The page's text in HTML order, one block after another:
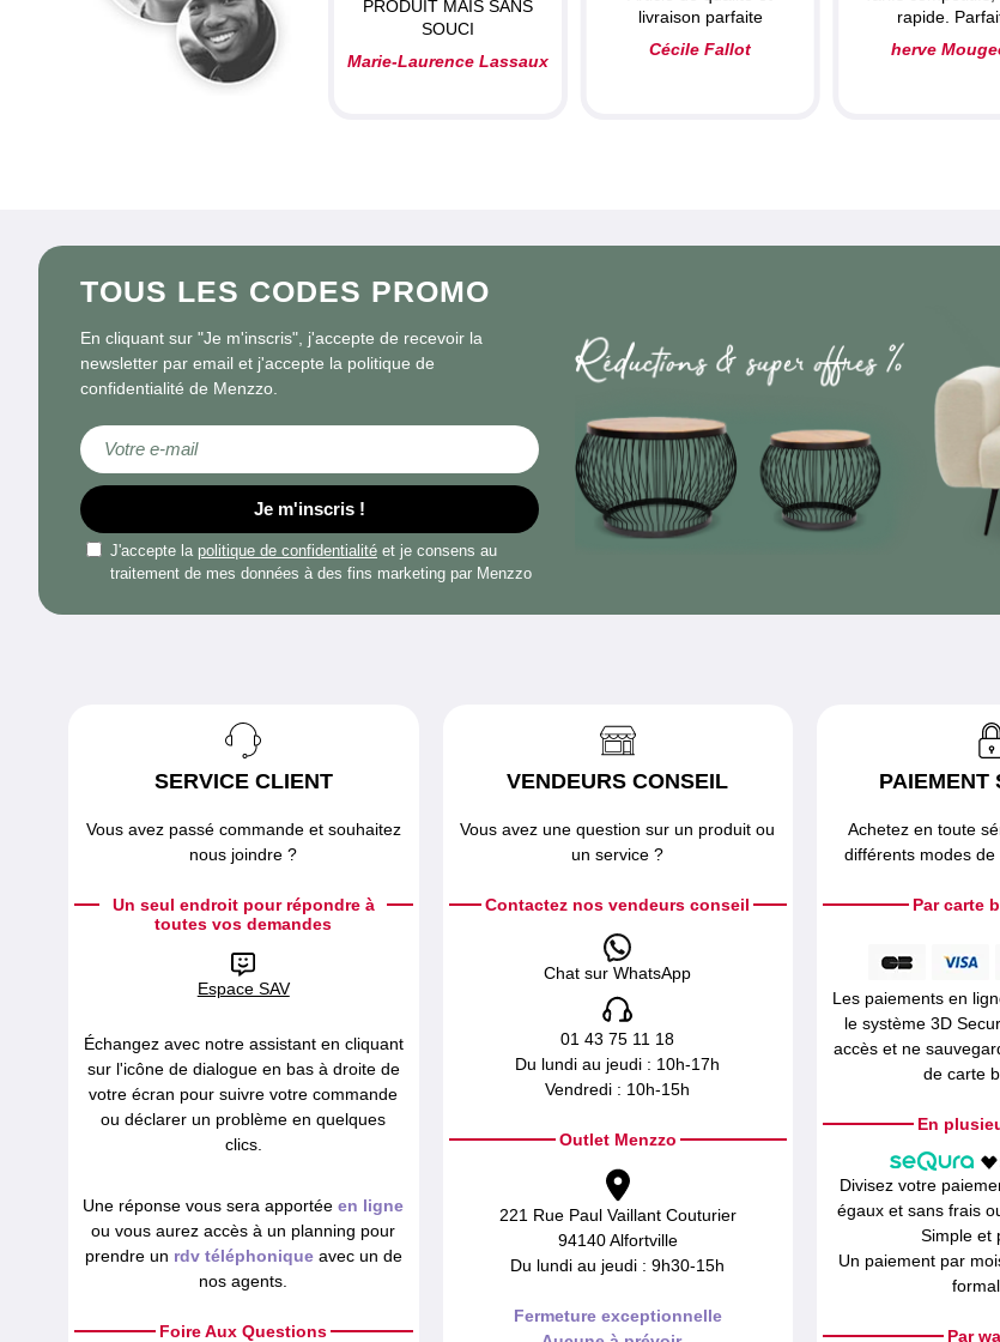
PRODUIT MAIS SANS
SOUCI
Marie-Laurence Lassaux
livraison parfaite
Cécile Fallot
rapide.
herve
TOUS LES CODES PROMO
En cliquant sur "Je m'inscris", j'accepte de recevoir la
newsletter par email et j'accepte la politique de
confidentialité de Menzzo.
Inscription à notre lettre d’information :
Je m'inscris !
J'accepte la politique de confidentialité et je consens au
traitement de mes données à des fins marketing par Menzzo
SERVICE CLIENT
Vous avez passé commande et souhaitez
nous joindre ?
Un seul endroit pour répondre à
toutes vos demandes
Espace SAV
Échangez avec notre assistant en cliquant
sur l'icône de dialogue en bas à droite de
votre écran pour suivre votre commande
ou déclarer un problème en quelques
clics.
Une réponse vous sera apportéeen ligne
ou vous aurez accès à un planning pour
prendre un rdv téléphoniqueavec un de
nos agents.
Foire Aux Questions
VENDEURS CONSEIL
Vous avez une question sur un produit ou
un service ?
Contactez nos vendeurs conseil
Chat sur WhatsApp
01 43 75 11 18
Du lundi au jeudi : 10h-17h
Vendredi : 10h-15h
Outlet Menzzo
221 Rue Paul Vaillant Couturier
94140 Alfortville
Du lundi au jeudi : 9h30-15h
Fermeture exceptionnelle
PAIEMENT
Achetez en toute
différents modes de
Par carte
Les paiements en
le système 3D
accès et ne
de carte
En
Divisez votre
égaux et sans frais
Simple et
Un paiement par
Par